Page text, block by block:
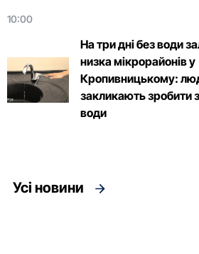
10:00
На три дні без води
низка мікрорайонів у
Кропивницькому:
закликають зробити
води
Усі новини